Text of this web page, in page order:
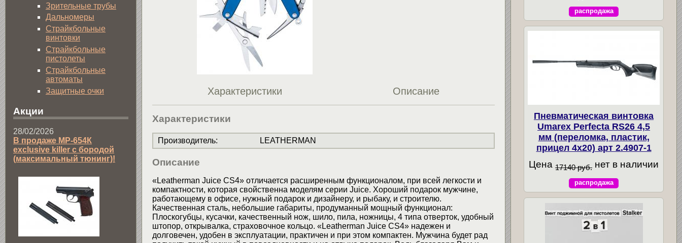
Характеристики Описание
Характеристики
Производитель: LEATHERMAN
Описание
«Leatherman Juice CS4» отличается расширенным функционалом, при всей легкости и
компактности, которая свойственна моделям серии Juice. Хороший подарок мужчине,
работающему в офисе, нужный подарок и дизайнеру, и рыбаку, и строителю.
Качественная сталь, небольшие габариты, продуманный мощный функционал:
Плоскогубцы, кусачки, качественный нож, шило, пила, ножницы, 4 типа отверток, удобный
штопор, открывалка, страховочное кольцо. «Leatherman Juice CS4» надежен и
долговечен, удобен в эксплуатации, практичен и при этом компактен. Мужчина будет рад
Зрительные трубы
Дальномеры
Страйкбольные
винтовки
Страйкбольные
пистолеты
Страйкбольные
автоматы
Защитные очки
Акции
28/02/2026
В продаже МР-654К
exclusive killer с бородой
(максимальный тюнинг)!
распродажа
Пневматическая винтовка
Umarex Perfecta RS26 4,5
мм (переломка, пластик,
прицел 4x20) арт 2.4907-1
Цена 17140 руб. нет в наличии
распродажа